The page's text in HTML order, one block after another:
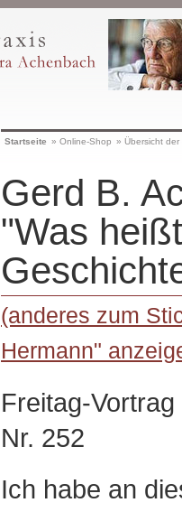
Startseite » Online-Shop » Übersicht
Gerd B.
"Was
(anderes zum
Hermann"
Freitag-
Nr. 252
Ich habe an